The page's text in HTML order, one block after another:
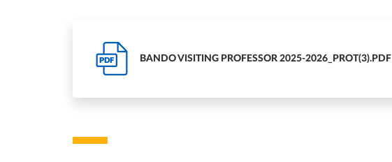
PDF BANDO VISITING PROFESSOR 2025-2026_PROT(3).PDF